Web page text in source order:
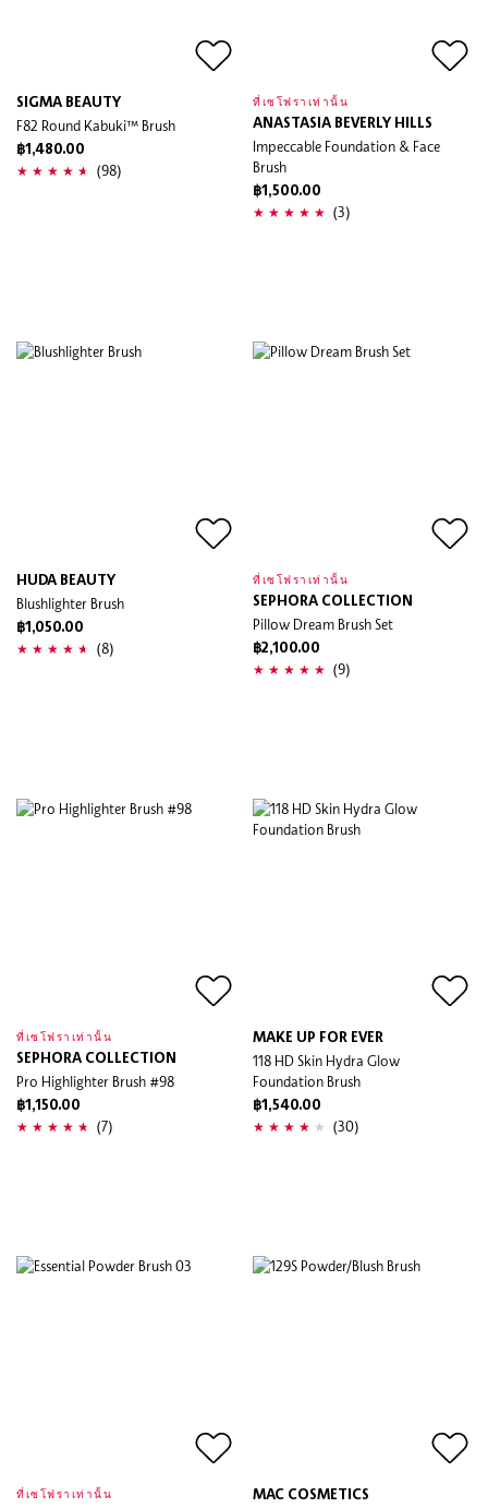
SIGMA BEAUTY
F82 Round Kabuki™ Brush
฿1,480.00
(98)
ที่เซโฟราเท่านั้น
ANASTASIA BEVERLY HILLS
Impeccable Foundation & Face
Brush
฿1,500.00
(3)
HUDA BEAUTY
Blushlighter Brush
฿1,050.00
(8)
ที่เซโฟราเท่านั้น
SEPHORA COLLECTION
Pillow Dream Brush Set
฿2,100.00
(9)
ที่เซโฟราเท่านั้น
SEPHORA COLLECTION
Pro Highlighter Brush #98
฿1,150.00
(7)
MAKE UP FOR EVER
118 HD Skin Hydra Glow
Foundation Brush
฿1,540.00
(30)
ที่เซโฟราเท่านั้น MAC COSMETICS